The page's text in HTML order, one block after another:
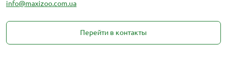
info@maxizoo.com.ua
Перейти в контакты